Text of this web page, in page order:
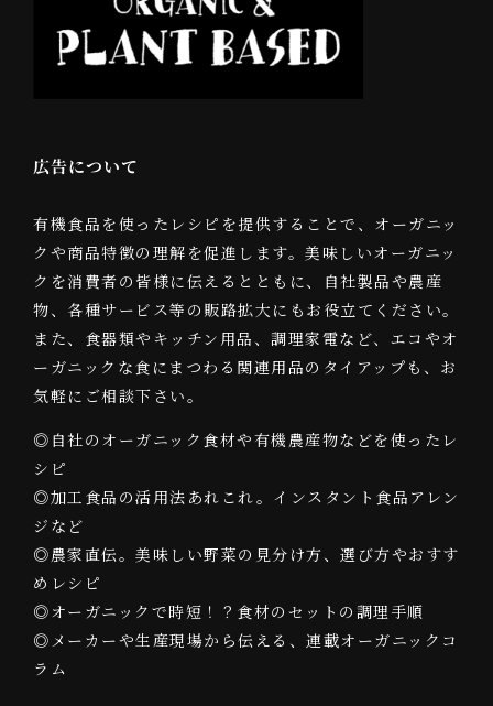
広告について
有機食品を使ったレシピを提供することで、オーガニッ
クや商品特徴の理解を促進します。美味しいオーガニッ
クを消費者の皆様に伝えるとともに、自社製品や農産
物、各種サービス等の販路拡大にもお役立てください。
また、食器類やキッチン用品、調理家電など、エコやオ
ーガニックな食にまつわる関連用品のタイアップも、お
気軽にご相談下さい。
◎自社のオーガニック食材や有機農産物などを使ったレ
シピ
◎加工食品の活用法あれこれ。インスタント食品アレン
ジなど
◎農家直伝。美味しい野菜の見分け方、選び方やおすす
めレシピ
◎オーガニックで時短！？食材のセットの調理手順
◎メーカーや生産現場から伝える、連載オーガニックコ
ラム